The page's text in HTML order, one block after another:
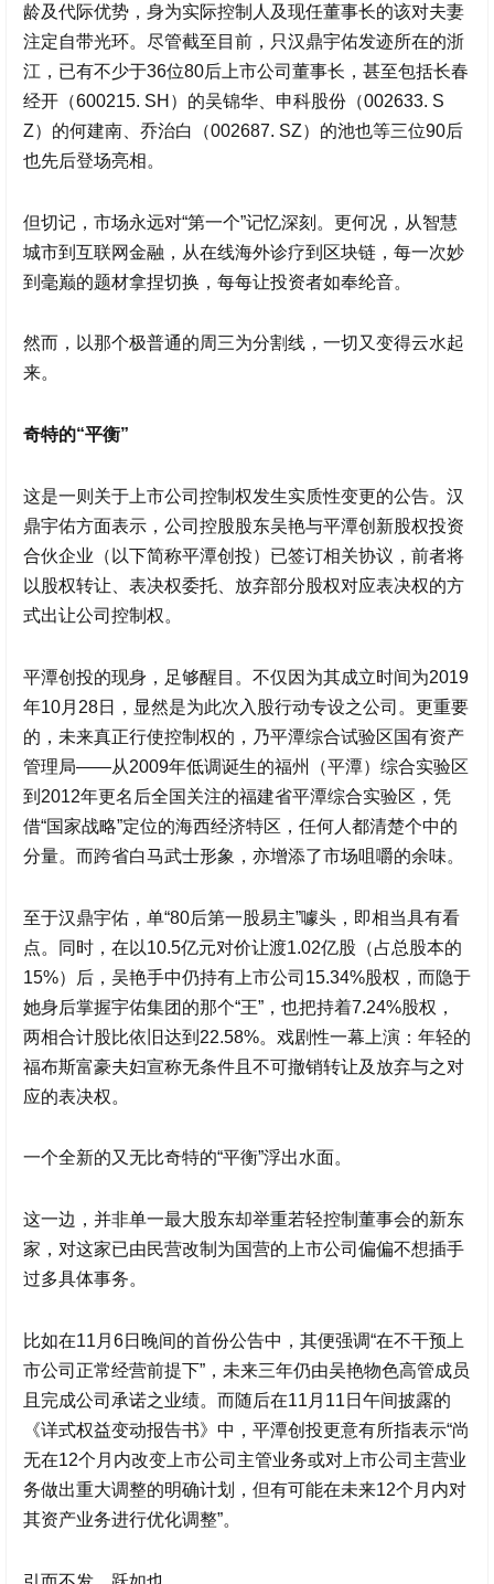
龄及代际优势，身为实际控制人及现任董事长的该对夫妻
注定自带光环。尽管截至目前，只汉鼎宇佑发迹所在的浙
江，已有不少于36位80后上市公司董事长，甚至包括长春
经开（600215. SH）的吴锦华、申科股份（002633. S
Z）的何建南、乔治白（002687. SZ）的池也等三位90后
也先后登场亮相。
但切记，市场永远对“第一个”记忆深刻。更何况，从智慧
城市到互联网金融，从在线海外诊疗到区块链，每一次妙
到毫巅的题材拿捏切换，每每让投资者如奉纶音。
然而，以那个极普通的周三为分割线，一切又变得云水起
来。
奇特的“平衡”
这是一则关于上市公司控制权发生实质性变更的公告。 汉
鼎宇佑方面表示，公司控股股东吴艳与平潭创新股权投资
合伙企业（以下简称平潭创投）已签订相关协议，前者将
以股权转让、表决权委托、放弃部分股权对应表决权的方
式出让公司控制权。
平潭创投的现身，足够醒目。不仅因为其成立时间为2019
年10月28日，显然是为此次入股行动专设之公司。更重要
的，未来真正行使控制权的，乃平潭综合试验区国有资产
管理局——从2009年低调诞生的福州（平潭）综合实验区
到2012年更名后全国关注的福建省平潭综合实验区，凭
借“国家战略”定位的海西经济特区，任何人都清楚个中的
分量。而跨省白马武士形象，亦增添了市场咀嚼的余味。
至于汉鼎宇佑 ，单“80后第一股易主”噱头，即相当具有看
点。同时，在以10.5亿元对价让渡1.02亿股（占总股本的
15%）后，吴艳手中仍持有上市公司15.34%股权，而隐于
她身后掌握宇佑集团的那个“王”，也把持着7.24%股权，
两相合计股比依旧达到22.58%。戏剧性一幕上演：年轻的
福布斯富豪夫妇宣称无条件且不可撤销转让及放弃与之对
应的表决权。
一个全新的又无比奇特的“平衡”浮出水面。
这一边，并非单一最大股东却举重若轻控制董事会的新东
家，对这家已由民营改制为国营的上市公司偏偏不想插手
过多具体事务。
比如在11月6日晚间的首份公告中，其便强调“在不干预上
市公司正常经营前提下”，未来三年仍由吴艳物色高管成员
且完成公司承诺之业绩。而随后在11月11日午间披露的
《详式权益变动报告书》中，平潭创投更意有所指表示“尚
无在12个月内改变上市公司主管业务或对上市公司主营业
务做出重大调整的明确计划，但有可能在未来12个月内对
其资产业务进行优化调整”。